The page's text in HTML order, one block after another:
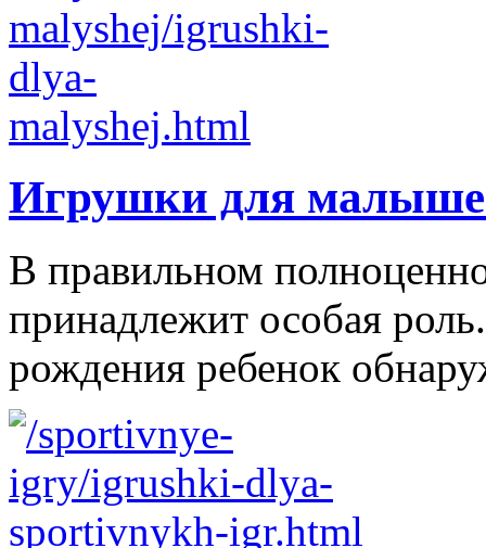
Игрушки для
В правильном
принадлежит особая
рождения ребенок